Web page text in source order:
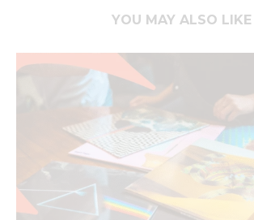
YOU MAY ALSO LIKE